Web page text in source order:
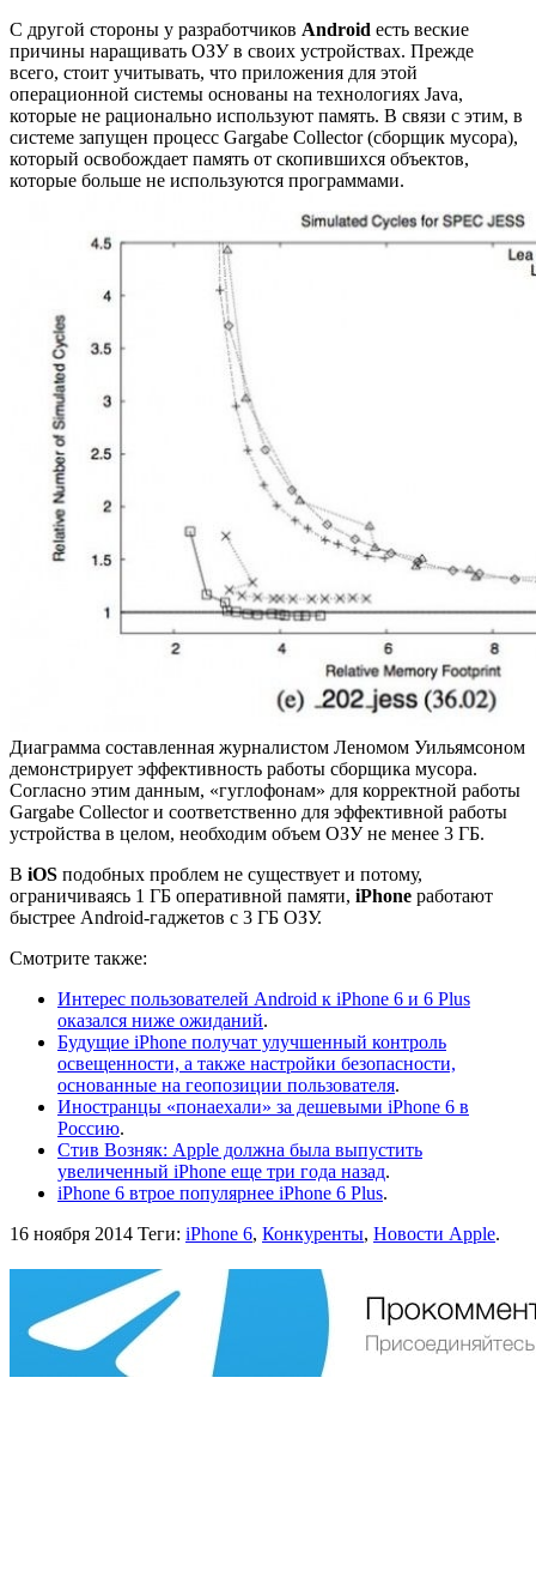
С другой стороны у разработчиков Android есть веские
причины наращивать ОЗУ в своих устройствах. Прежде
всего, стоит учитывать, что приложения для этой
операционной системы основаны на технологиях Java,
которые не рационально используют память. В связи с этим, в
системе запущен процесс Gargabe Collector (сборщик мусора),
который освобождает память от скопившихся объектов,
которые больше не используются программами.
Диаграмма составленная журналистом Леномом Уильямсоном
демонстрирует эффективность работы сборщика мусора.
Согласно этим данным, «гуглофонам» для корректной работы
Gargabe Collector и соответственно для эффективной работы
устройства в целом, необходим объем ОЗУ не менее 3 ГБ.
В iOS подобных проблем не существует и потому,
ограничиваясь 1 ГБ оперативной памяти, iPhone работают
быстрее Android-гаджетов с 3 ГБ ОЗУ.
Смотрите также:
Интерес пользователей Android к iPhone 6 и 6 Plus
оказался ниже ожиданий.
Будущие iPhone получат улучшенный контроль
освещенности, а также настройки безопасности,
основанные на геопозиции пользователя.
Иностранцы «понаехали» за дешевыми iPhone 6 в
Россию.
Стив Возняк: Apple должна была выпустить
увеличенный iPhone еще три года назад.
iPhone 6 втрое популярнее iPhone 6 Plus.
16 ноября 2014 Теги: iPhone 6, Конкуренты, Новости Apple.